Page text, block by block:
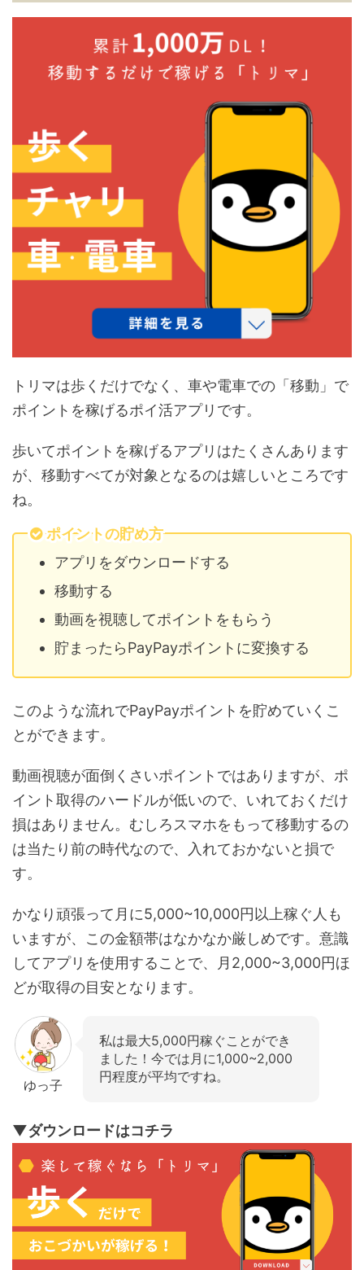
トリマは歩くだけでなく、車や電車での「移動」で
ポイントを稼げるポイ活アプリです。
歩いてポイントを稼げるアプリはたくさんあります
が、移動すべてが対象となるのは嬉しいところです
ね。
ポイントの貯め方
アプリをダウンロードする
移動する
動画を視聴してポイントをもらう
貯まったらPayPayポイントに変換する
このような流れでPayPayポイントを貯めていくこ
とができます。
動画視聴が面倒くさいポイントではありますが、ポ
イント取得のハードルが低いので、いれておくだけ
損はありません。むしろスマホをもって移動するの
は当たり前の時代なので、入れておかないと損で
す。
かなり頑張って月に5,000~10,000円以上稼ぐ人も
いますが、この金額帯はなかなか厳しめです。意識
してアプリを使用することで、月2,000~3,000円ほ
どが取得の目安となります。
ゆっ子
私は最大5,000円稼ぐことができ
ました！今では月に1,000~2,000
円程度が平均ですね。
▼ダウンロードはコチラ